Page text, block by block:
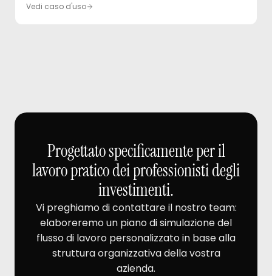
Vedi caso d'uso
Progettato specificamente per il
lavoro pratico dei professionisti degli
investimenti.
Vi preghiamo di contattare il nostro team:
elaboreremo un piano di simulazione del
flusso di lavoro personalizzato in base alla
struttura organizzativa della vostra
azienda.